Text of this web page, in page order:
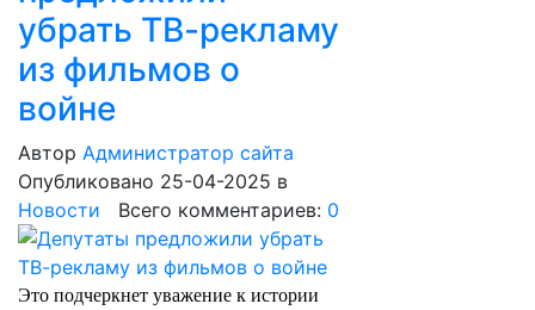
убрать ТВ-рекламу
из фильмов о
войне
Автор Администратор сайта
Опубликовано 25-04-2025 в
Новости Всего комментариев: 0
Это подчеркнет уважение к истории